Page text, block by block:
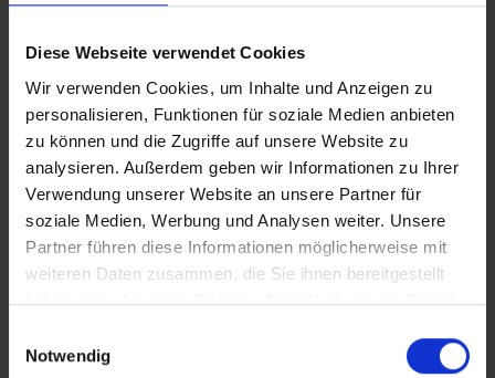
Diese Webseite verwendet Cookies
Wir verwenden Cookies, um Inhalte und Anzeigen zu
personalisieren, Funktionen für soziale Medien anbieten
zu können und die Zugriffe auf unsere Website zu
analysieren. Außerdem geben wir Informationen zu Ihrer
Verwendung unserer Website an unsere Partner für
soziale Medien, Werbung und Analysen weiter. Unsere
Partner führen diese Informationen möglicherweise mit
weiteren Daten zusammen, die Sie ihnen bereitgestellt
haben oder die sie im Rahmen Ihrer Nutzung der Dienste
Notwendig
Nachweis der Anreise aus einem EU-Land oder der Schweiz
es vorkommen, dass der Hotelier
Nachzahlungsforderungen stellt oder die Buchung nicht
akzeptiert. Bitte beachten Sie, dass die vtours
Hotelbeschreibung für Ihre Buchung relevant ist! Es ist
möglich, dass in Einzelfällen nicht alle Veranstalter
Hotelbeschreibungen ausweisen oder es entscheidende
Unterschiede in den beschriebenen Leistungen gibt. Aug.
2023
Bitte beachten Sie, dass in Griechenland seit